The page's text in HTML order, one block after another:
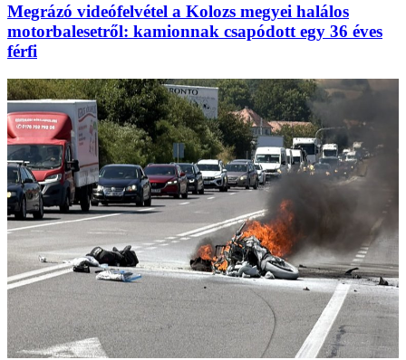
Megrázó videófelvétel a Kolozs megyei halálos
motorbalesetről: kamionnak csapódott egy 36 éves
férfi